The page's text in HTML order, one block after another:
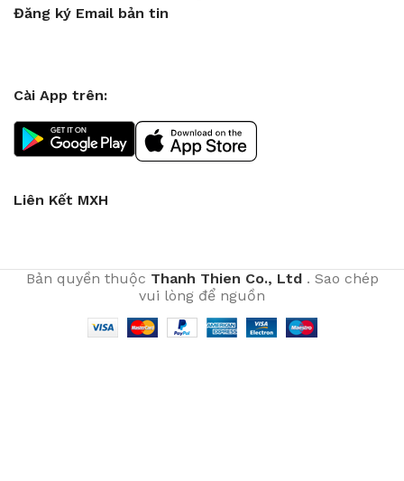
Đăng ký Email bản tin
Cài App trên:
Liên Kết MXH
Bản quyền thuộc Thanh Thien Co., Ltd. Sao chép
vui lòng để nguồn